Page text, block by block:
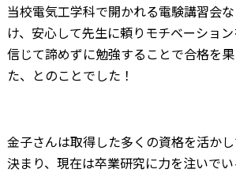
当校電気工学科で開かれる電験講習会
け、安心して先生に頼りモチベーショ
信じて諦めずに勉強することで合格を
た、とのことでした！
金子さんは取得した多くの資格を活か
決まり、現在は卒業研究に力を注いでい